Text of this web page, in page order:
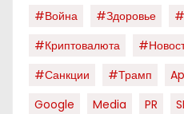
#война
#здоровье
#криптовалюта
#санкции
#трамп
Google
Media PR